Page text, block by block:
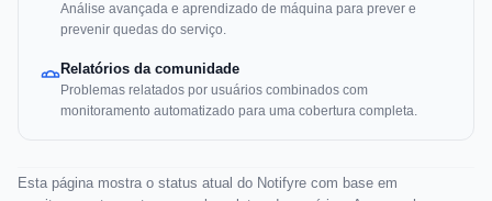
Análise avançada e aprendizado de máquina para prever e
prevenir quedas do serviço.
Relatórios da comunidade
Problemas relatados por usuários combinados com
monitoramento automatizado para uma cobertura completa.
Esta página mostra o status atual do Notifyre com base em